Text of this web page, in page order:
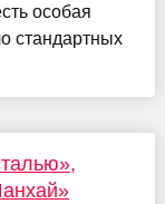
особая
стандартных